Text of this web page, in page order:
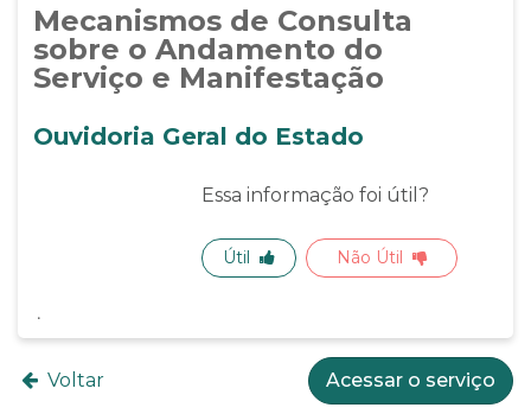
Mecanismos de Consulta
sobre o Andamento do
Serviço e Manifestação
Ouvidoria Geral do Estado
Essa informação foi útil?
Útil Não Útil
Voltar Acessar o serviço